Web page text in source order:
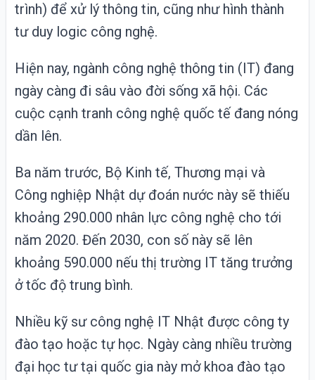
trình) để xử lý thông tin, cũng như hình thành
tư duy logic công nghệ.
Hiện nay, ngành công nghệ thông tin (IT) đang
ngày càng đi sâu vào đời sống xã hội. Các
cuộc cạnh tranh công nghệ quốc tế đang nóng
dần lên.
Ba năm trước, Bộ Kinh tế, Thương mại và
Công nghiệp Nhật dự đoán nước này sẽ thiếu
khoảng 290.000 nhân lực công nghệ cho tới
năm 2020. Đến 2030, con số này sẽ lên
khoảng 590.000 nếu thị trường IT tăng trưởng
ở tốc độ trung bình.
Nhiều kỹ sư công nghệ IT Nhật được công ty
đào tạo hoặc tự học. Ngày càng nhiều trường
đại học tư tại quốc gia này mở khoa đào tạo